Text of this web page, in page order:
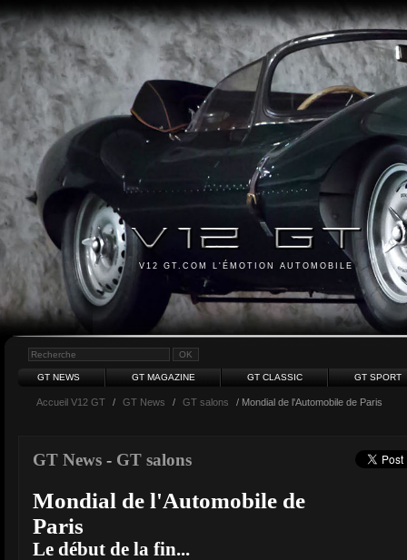
V12 GT.COM L'ÉMOTION AUTOMOBILE
GT NEWS GT MAGAZINE GT CLASSIC GT SPORT
Accueil V12 GT / GT News / GT salons / Mondial de l'Automobile de Paris
GT News - GT salons
Mondial de l'Automobile de
Paris
Le début de la fin...